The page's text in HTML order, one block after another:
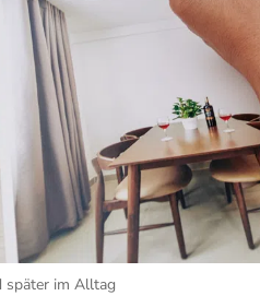
später im Alltag